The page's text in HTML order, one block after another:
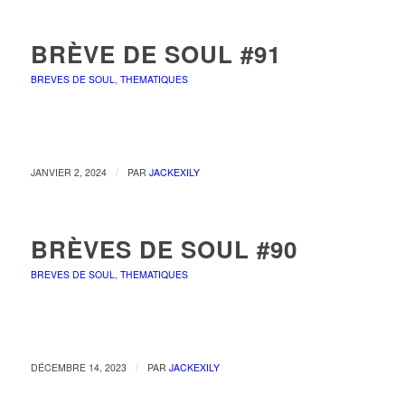
BRÈVE DE SOUL #91
BREVES DE SOUL, THEMATIQUES
JANVIER 2, 2024 / PAR JACKEXILY
BRÈVES DE SOUL #90
BREVES DE SOUL, THEMATIQUES
DÉCEMBRE 14, 2023 / PAR JACKEXILY